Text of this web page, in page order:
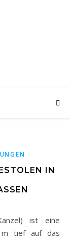
IN N
m tief auf das